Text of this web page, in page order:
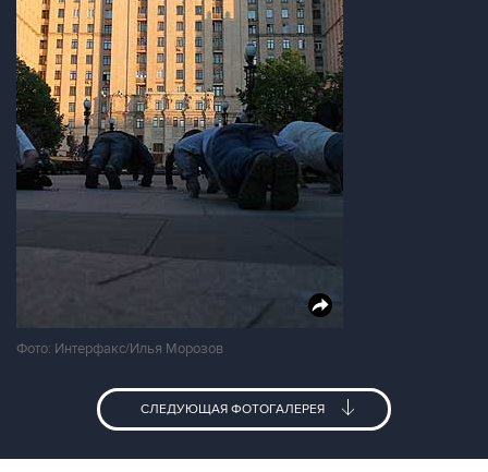
Фото: Интерфакс/Илья Морозов
СЛЕДУЮЩАЯ ФОТОГАЛЕРЕЯ